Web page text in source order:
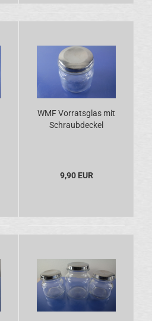
WMF Vorratsglas mit
Schraubdeckel
9,90 EUR